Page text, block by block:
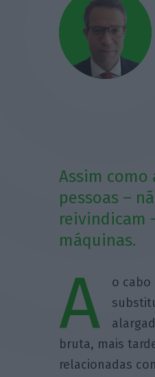
Assim como
pessoas –
reivindicam
máquinas.
A
o cabo
bruta, mais
relacionadas